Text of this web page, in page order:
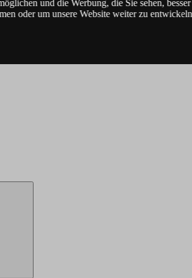
und die Werbung, die Sie sehen,
oder um unsere Website weiter zu